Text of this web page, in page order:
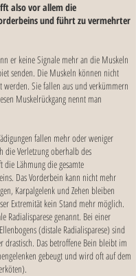
also vor allem die
und führt zu vermehrter
er keine Signale mehr an die Muskeln
senden. Die Muskeln können nicht
werden. Sie fallen aus und verkümmern
Muskelrückgang nennt man
fallen mehr oder weniger
die Verletzung oberhalb des
die Lähmung die gesamte
Das Vorderbein kann nicht mehr
Karpalgelenk und Zehen bleiben
Extremität kein Stand mehr möglich.
Radialisparese genannt. Bei einer
(distale Radialisparese) sind
drastisch. Das betroffene Bein bleibt im
gebeugt und wird oft auf dem